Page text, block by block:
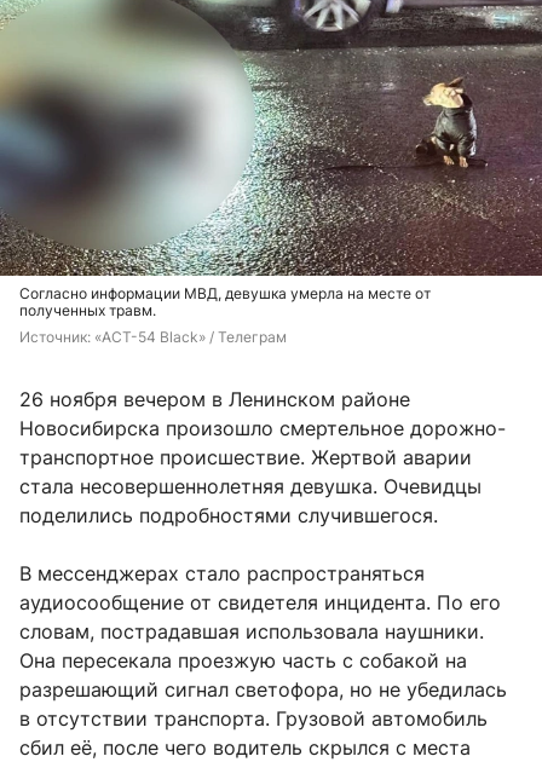
Согласно информации МВД, девушка умерла на месте от
полученных травм.
Источник: «АСТ-54 Black» / Телеграм
26 ноября вечером в Ленинском районе
Новосибирска произошло смертельное дорожно-
транспортное происшествие. Жертвой аварии
стала несовершеннолетняя девушка. Очевидцы
поделились подробностями случившегося.
В мессенджерах стало распространяться
аудиосообщение от свидетеля инцидента. По его
словам, пострадавшая использовала наушники.
Она пересекала проезжую часть с собакой на
разрешающий сигнал светофора, но не убедилась
в отсутствии транспорта. Грузовой автомобиль
сбил её, после чего водитель скрылся с места